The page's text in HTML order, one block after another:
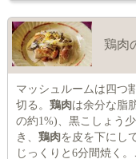
鶏肉
マッシュルームは四つ
切る。 鶏肉は余分な脂
の約1%)、黒こしょう
き、 鶏肉を皮を下にし
じっくりと6分間焼く